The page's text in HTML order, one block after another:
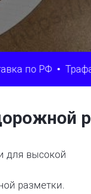
РФ Трафарет
для высокой
разметки.